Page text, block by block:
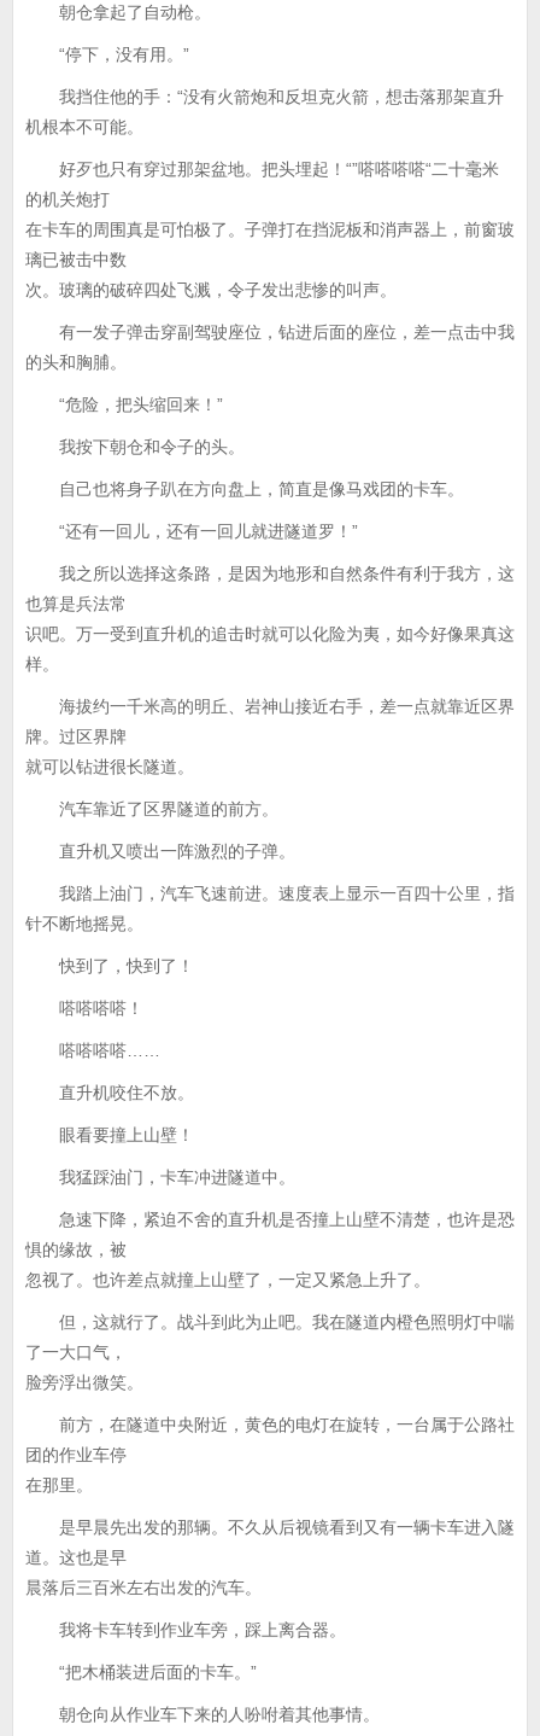
朝仓拿起了自动枪。
“停下，没有用。”
我挡住他的手：“没有火箭炮和反坦克火箭，想击落那架直升
机根本不可能。
好歹也只有穿过那架盆地。把头埋起！“”嗒嗒嗒嗒“二十毫米
的机关炮打
在卡车的周围真是可怕极了。子弹打在挡泥板和消声器上，前窗玻
璃已被击中数
次。玻璃的破碎四处飞溅，令子发出悲惨的叫声。
有一发子弹击穿副驾驶座位，钻进后面的座位，差一点击中我
的头和胸脯。
“危险，把头缩回来！”
我按下朝仓和令子的头。
自己也将身子趴在方向盘上，简直是像马戏团的卡车。
“还有一回儿，还有一回儿就进隧道罗！”
我之所以选择这条路，是因为地形和自然条件有利于我方，这
也算是兵法常
识吧。万一受到直升机的追击时就可以化险为夷，如今好像果真这
样。
海拔约一千米高的明丘、岩神山接近右手，差一点就靠近区界
牌。过区界牌
就可以钻进很长隧道。
汽车靠近了区界隧道的前方。
直升机又喷出一阵激烈的子弹。
我踏上油门，汽车飞速前进。速度表上显示一百四十公里，指
针不断地摇晃。
快到了，快到了！
嗒嗒嗒嗒！
嗒嗒嗒嗒……
直升机咬住不放。
眼看要撞上山壁！
我猛踩油门，卡车冲进隧道中。
急速下降，紧迫不舍的直升机是否撞上山壁不清楚，也许是恐
惧的缘故，被
忽视了。也许差点就撞上山壁了，一定又紧急上升了。
但，这就行了。战斗到此为止吧。我在隧道内橙色照明灯中喘
了一大口气，
脸旁浮出微笑。
前方，在隧道中央附近，黄色的电灯在旋转，一台属于公路社
团的作业车停
在那里。
是早晨先出发的那辆。不久从后视镜看到又有一辆卡车进入隧
道。这也是早
晨落后三百米左右出发的汽车。
我将卡车转到作业车旁，踩上离合器。
“把木桶装进后面的卡车。”
朝仓向从作业车下来的人吩咐着其他事情。